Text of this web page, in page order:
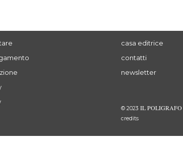
casa editrice
contatti
newsletter
© 2023 IL POLIGRAFO
credits